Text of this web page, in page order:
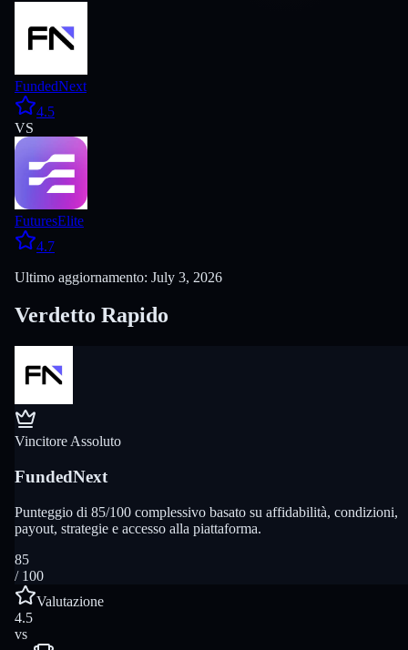
FundedNext
4.5
VS
FuturesElite
4.7
Ultimo aggiornamento: July 3, 2026
Verdetto Rapido
Vincitore Assoluto
FundedNext
Punteggio di 85/100 complessivo basato su affidabilità, condizioni,
payout, strategie e accesso alla piattaforma.
85
/ 100
Valutazione
4.5
vs